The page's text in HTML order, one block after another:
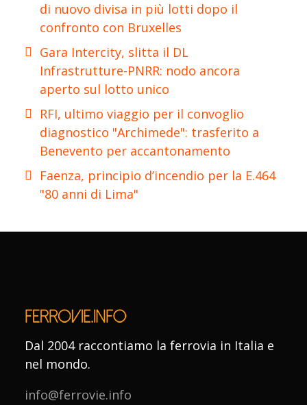
di nuovo divisa in più lotti dopo il
confronto con Bruxelles
Gara Intercity, slitta il DL
Infrastrutture-PNRR: nodo ancora
aperto sul lotto unico
RFI, ultimo viaggio per il convoglio
diagnostico "Archimede": trasferito a
Benevento per accantonamento
Faenza, principio d’incendio per la E.464
"80 anni di Lima"
Dal 2004 raccontiamo la ferrovia in Italia e
nel mondo.
info@ferrovie.info